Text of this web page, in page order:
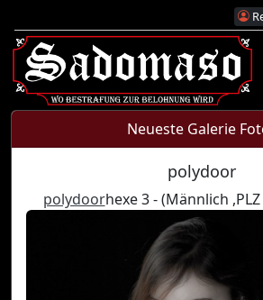
Neueste Galerie
polydoor
polydoorhexe 3 - (Männlich